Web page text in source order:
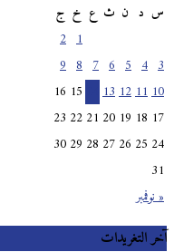
س
ث خ ج
« نوفمبر
10
11
12
13
14
15
16
17
18
19
20
21
22
23
24
25
26
27
28
29
30
31
آخر التغريدات